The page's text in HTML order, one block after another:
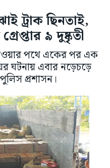
ট্রাক ছিনতাই,
৯ দুষ্কৃতী
পথে একের পর এক
ঘটনায় এবার নড়েচড়ে
প্রশাসন।